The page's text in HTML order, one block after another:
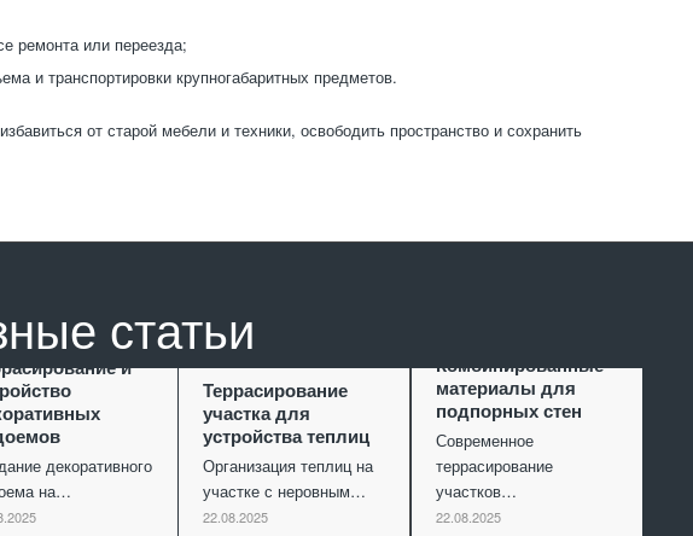
ремонта или переезда;
и транспортировки крупногабаритных предметов.
от старой мебели и техники, освободить пространство и сохранить
статьи
и
декоративного
на…
Террасирование
участка для
устройства теплиц
Организация теплиц на
участке с неровным…
22.08.2025
Комбинированные
материалы для
подпорных стен
Современное
террасирование
участков…
22.08.2025